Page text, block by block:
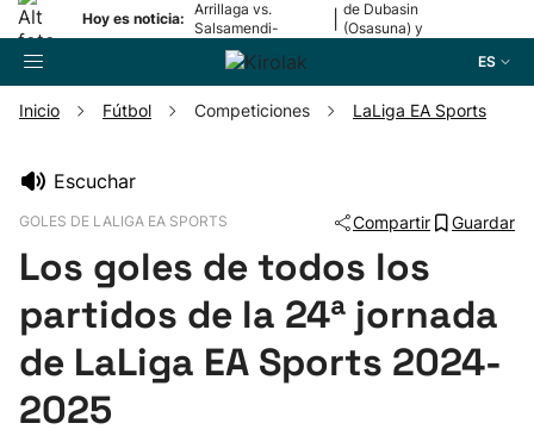
Hoy es noticia:
Arrillaga vs.
Salsamendi-
Bergara y Erasun
vs. Gaminde
de Dubasin
(Osasuna) y
ES
Pelota
Remo
Inicio Fútbol Competiciones LaLiga EA Sports
Escuchar
GOLES DE LALIGA EA SPORTS Compartir Guardar
Los goles de todos los
partidos de la 24ª jornada
de LaLiga EA Sports 2024-
2025